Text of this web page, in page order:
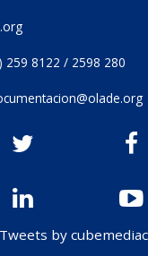
259 8122 / 2598 280
Tweets by